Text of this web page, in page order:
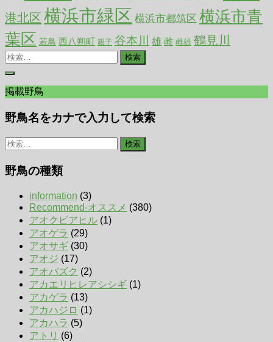
港北区 横浜市緑区 横浜市都筑区 横浜市青
葉区 若鳥 西八朔町 親子 谷本川 雄 雌 雌雄 鶴見川
検
掲載野鳥
野鳥名をカナで入力して検索
検
野鳥の種類
information (3)
Recommend-オススメ (380)
アオクビアヒル (1)
アオゲラ (29)
アオサギ (30)
アオジ (17)
アオバズク (2)
アカエリヒレアシシギ (1)
アカゲラ (13)
アカハジロ (1)
アカハラ (5)
アトリ (6)